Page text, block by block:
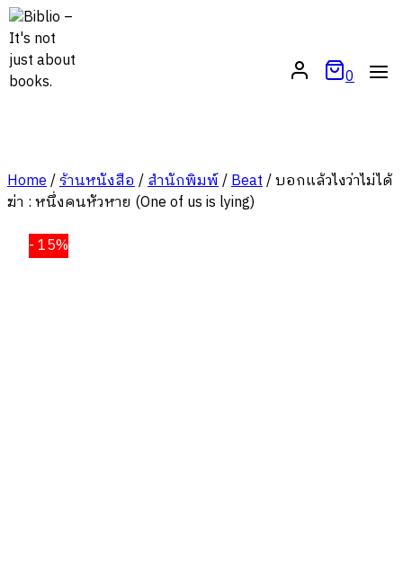
Skip
to
content
0
Home/ร้านหนังสือ/สำนักพิมพ์/Beat/บอกแล้วไงว่าไม่ได้
ฆ่า : หนึ่งคนหัวหาย (One of us is lying)
- 15%